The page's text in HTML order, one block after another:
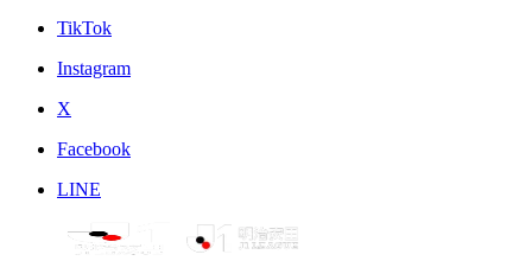
TikTok
Instagram
X
Facebook
LINE